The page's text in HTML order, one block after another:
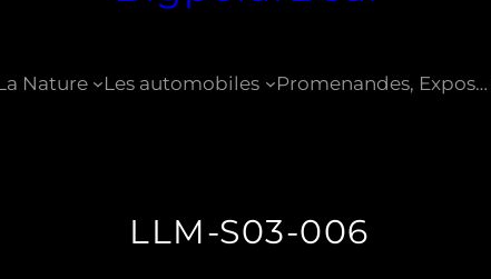
Nature Les automobiles Promenandes, Expos…
LLM-S03-006